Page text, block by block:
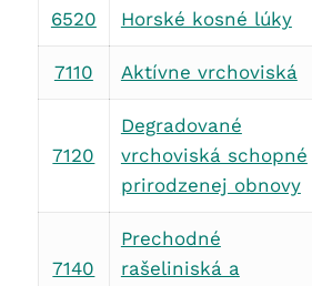
6520 Horské kosné lúky
7110 Aktívne vrchoviská
7120
Degradované
vrchoviská schopné
prirodzenej obnovy
7140
Prechodné
rašeliniská a